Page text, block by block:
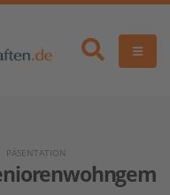
PÄSENTATION